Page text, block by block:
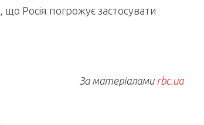
, що Росія погрожує застосувати
За матеріаламиrbc.ua